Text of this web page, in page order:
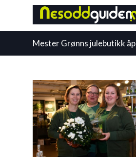
Mester Grønns julebutikk